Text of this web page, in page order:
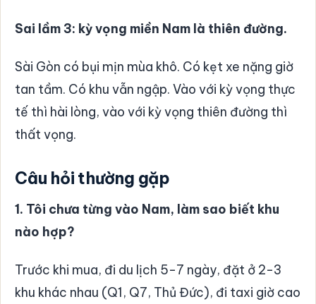
Sai lầm 3: kỳ vọng miền Nam là thiên đường.
Sài Gòn có bụi mịn mùa khô. Có kẹt xe nặng giờ
tan tầm. Có khu vẫn ngập. Vào với kỳ vọng thực
tế thì hài lòng, vào với kỳ vọng thiên đường thì
thất vọng.
Câu hỏi thường gặp
1. Tôi chưa từng vào Nam, làm sao biết khu
nào hợp?
Trước khi mua, đi du lịch 5-7 ngày, đặt ở 2-3
khu khác nhau (Q1, Q7, Thủ Đức), đi taxi giờ cao